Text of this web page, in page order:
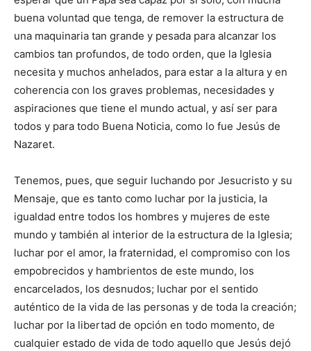
buena voluntad que tenga, de remover la estructura de
una maquinaria tan grande y pesada para alcanzar los
cambios tan profundos, de todo orden, que la Iglesia
necesita y muchos anhelados, para estar a la altura y en
coherencia con los graves problemas, necesidades y
aspiraciones que tiene el mundo actual, y así ser para
todos y para todo Buena Noticia, como lo fue Jesús de
Nazaret.
Tenemos, pues, que seguir luchando por Jesucristo y su
Mensaje, que es tanto como luchar por la justicia, la
igualdad entre todos los hombres y mujeres de este
mundo y también al interior de la estructura de la Iglesia;
luchar por el amor, la fraternidad, el compromiso con los
empobrecidos y hambrientos de este mundo, los
encarcelados, los desnudos; luchar por el sentido
auténtico de la vida de las personas y de toda la creación;
luchar por la libertad de opción en todo momento, de
cualquier estado de vida de todo aquello que Jesús dejó